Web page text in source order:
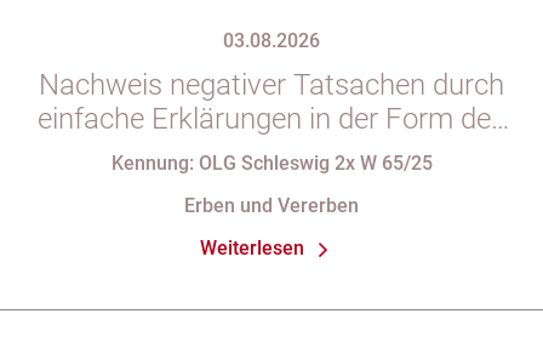
03.08.2026
Nachweis negativer Tatsachen durch
einfache Erklärungen in der Form des
§ 29 GBO (hier: Nichtgeltendmachung
Kennung: OLG Schleswig 2x W 65/25
Erben und Vererben
Weiterlesen